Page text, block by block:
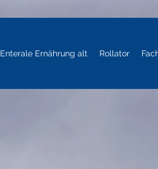
Enterale Ernährung alt Rollator